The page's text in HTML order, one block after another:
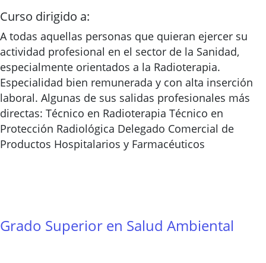
Curso dirigido a:
A todas aquellas personas que quieran ejercer su
actividad profesional en el sector de la Sanidad,
especialmente orientados a la Radioterapia.
Especialidad bien remunerada y con alta inserción
laboral. Algunas de sus salidas profesionales más
directas: Técnico en Radioterapia Técnico en
Protección Radiológica Delegado Comercial de
Productos Hospitalarios y Farmacéuticos
Grado Superior en Salud Ambiental